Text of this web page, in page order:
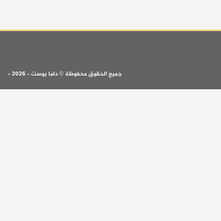
جميع الحقوق محفوظة © داما بوست - 2026 -